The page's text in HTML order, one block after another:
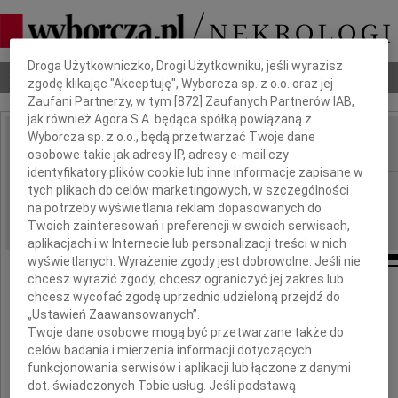
Nekrologi Odeszli Poradnik pogrzebowy
IMIĘ I NAZWISKO:
REGION: Radom
DATA EMISJI: 19.11.2021
Ewie Witkowskiej
głębokie wyrazy współczucia
z powodu śmierci
Dbamy o Twoją prywatność
Droga Użytkowniczko, Drogi Użytkowniku, jeśli wyrazisz
zgodę klikając "Akceptuję", Wyborcza sp. z o.o. oraz jej
Zaufani Partnerzy, w tym [872 ] Zaufanych Partnerów IAB,
jak również Agora S.A. będąca spółką powiązaną z
Wyborcza sp. z o.o., będą przetwarzać Twoje dane
osobowe takie jak adresy IP, adresy e-mail czy
identyfikatory plików cookie lub inne informacje zapisane w
tych plikach do celów marketingowych, w szczególności
na potrzeby wyświetlania reklam dopasowanych do
Twoich zainteresowań i preferencji w swoich serwisach,
aplikacjach i w Internecie lub personalizacji treści w nich
wyświetlanych. Wyrażenie zgody jest dobrowolne. Jeśli nie
chcesz wyrazić zgody, chcesz ograniczyć jej zakres lub
chcesz wycofać zgodę uprzednio udzieloną przejdź do
„Ustawień Zaawansowanych”.
Twoje dane osobowe mogą być przetwarzane także do
celów badania i mierzenia informacji dotyczących
funkcjonowania serwisów i aplikacji lub łączone z danymi
dot. świadczonych Tobie usług. Jeśli podstawą